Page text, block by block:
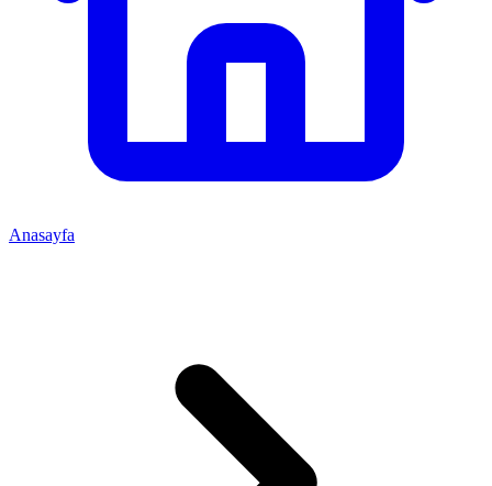
Anasayfa